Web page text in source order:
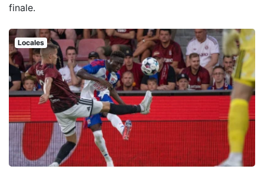
finale.
Locales